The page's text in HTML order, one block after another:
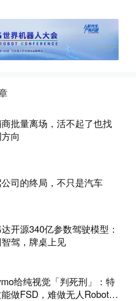
批量离场，活不起了也找
向
司的终局，不只是汽车
开源340亿参数驾驶模型：
驾，牌桌上见
给纯视觉「判死刑」：特
做FSD，难做无人Robota